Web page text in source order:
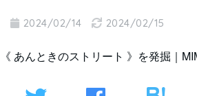
2024/02/14 2024/02/15
《 あんときのストリート 》を発掘｜